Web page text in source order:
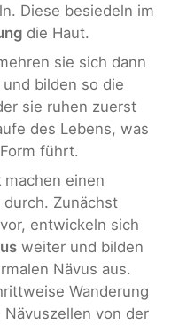
Diese besiedeln im
die Haut.
sie sich dann
bilden so die
sie ruhen zuerst
des Lebens, was
führt.
machen einen
Zunächst
vor, entwickeln sich
weiter und bilden
Nävus aus.
Wanderung
von der